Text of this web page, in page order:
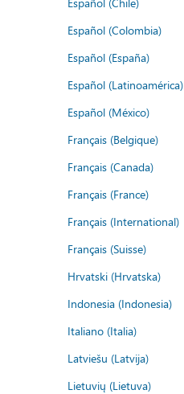
Español (Colombia)
Español (España)
Español (Latinoamérica)
Español (México)
Français (Belgique)
Français (Canada)
Français (France)
Français (International)
Français (Suisse)
Hrvatski (Hrvatska)
Indonesia (Indonesia)
Italiano (Italia)
Latviešu (Latvija)
Lietuvių (Lietuva)